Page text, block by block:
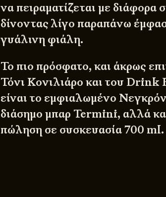
να πειραματίζεται με διάφορα
δίνοντας λίγο παραπάνω
γυάλινη φιάλη.
Το πιο πρόσφατο, και άκρως
Τόνι Κονιλιάρο και του Drink
είναι το εμφιαλωμένο
διάσημο μπαρ Termini, αλλά
πώληση σε συσκευασία 700 ml.